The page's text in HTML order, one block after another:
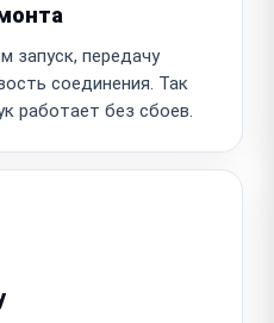
запуск, передачу
соединения. Так
работает без сбоев.